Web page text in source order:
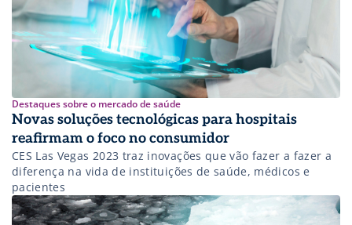
Destaques sobre o mercado de saúde
Novas soluções tecnológicas para hospitais
reafirmam o foco no consumidor
CES Las Vegas 2023 traz inovações que vão fazer a fazer a
diferença na vida de instituições de saúde, médicos e
pacientes